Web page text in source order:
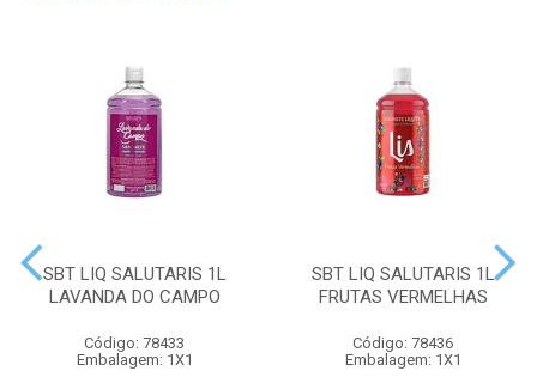
SBT LIQ SALUTARIS 1L
LAVANDA DO CAMPO
Código: 78433
Embalagem: 1X1
SBT LIQ SALUTARIS 1L
FRUTAS VERMELHAS
Código: 78436
Embalagem: 1X1